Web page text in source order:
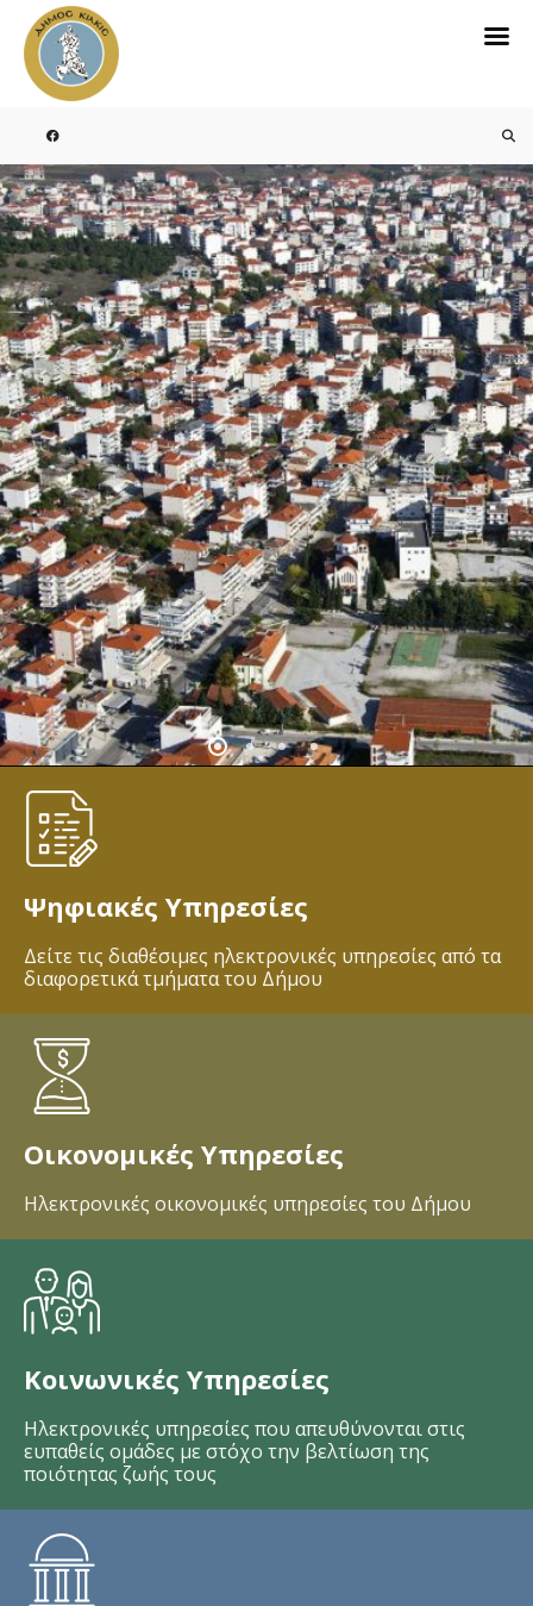
Ψηφιακές Υπηρεσίες
Δείτε τις διαθέσιμες ηλεκτρονικές υπηρεσίες από τα
διαφορετικά τμήματα του Δήμου
Οικονομικές Υπηρεσίες
Ηλεκτρονικές οικονομικές υπηρεσίες του Δήμου
Κοινωνικές Υπηρεσίες
Ηλεκτρονικές υπηρεσίες που απευθύνονται στις
ευπαθείς ομάδες με στόχο την βελτίωση της
ποιότητας ζωής τους